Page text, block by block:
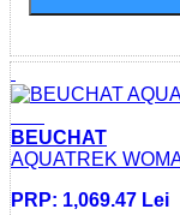
BEUCHAT
PRP: 1,069.47 Lei